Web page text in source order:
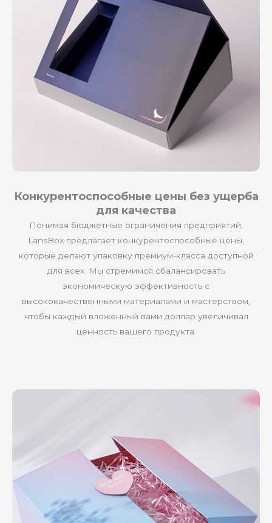
Конкурентоспособные цены без ущерба
для качества
Понимая бюджетные ограничения предприятий,
LansBox предлагает конкурентоспособные цены,
которые делают упаковку премиум-класса доступной
для всех. Мы стремимся сбалансировать
экономическую эффективность с
высококачественными материалами и мастерством,
чтобы каждый вложенный вами доллар увеличивал
ценность вашего продукта.